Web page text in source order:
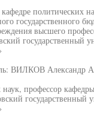
политических
государственного
высшего
государственный
ВИЛКОВ Александр
профессор
государственный